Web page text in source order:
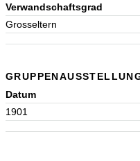
Verwandschaftsgrad
Grosseltern
Datum
1901